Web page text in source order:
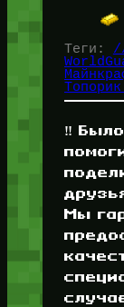
Теги:
‼️
Мы